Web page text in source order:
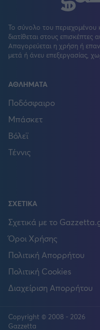
Το σύνολο του
διατίθεται στους
Απαγορεύεται η χρήση ή
μετά ή άνευ επεξεργασίας,
ΑΘΛΗΜΑΤΑ
Ποδόσφαιρο
Μπάσκετ
Βόλεϊ
Τέννις
ΣΧΕΤΙΚΑ
Σχετικά με το
Όροι Χρήσης
Πολιτική Απορρήτου
Πολιτική Cookies
Διαχείριση Απορρήτου
Copyright © 2008 - 2026
Gazzetta